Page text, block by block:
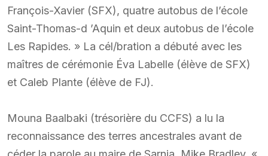
François-Xavier (SFX), quatre autobus de l’école
Saint-Thomas-d ’Aquin et deux autobus de l’école
Les Rapides. » La cél/bration a débuté avec les
maîtres de cérémonie Éva Labelle (élève de SFX)
et Caleb Plante (élève de FJ).
Mouna Baalbaki (trésorière du CCFS) a lu la
reconnaissance des terres ancestrales avant de